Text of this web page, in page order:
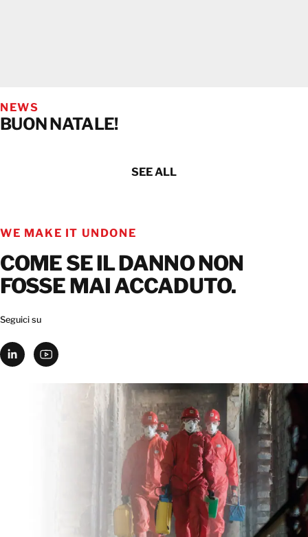
NEWS
BUON NATALE!
SEE ALL
WE MAKE IT UNDONE
COME SE IL DANNO NON
FOSSE MAI ACCADUTO.
Seguici su